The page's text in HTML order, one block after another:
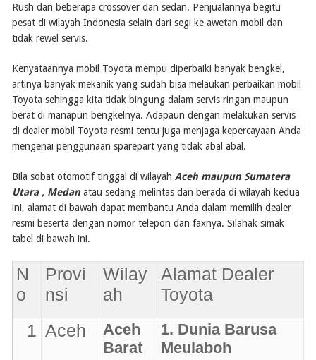
Rush dan beberapa crossover dan sedan. Penjualannya begitu
pesat di wilayah Indonesia selain dari segi ke awetan mobil dan
tidak rewel servis.
Kenyataannya mobil Toyota mempu diperbaiki banyak bengkel,
artinya banyak mekanik yang sudah bisa melaukan perbaikan mobil
Toyota sehingga kita tidak bingung dalam servis ringan maupun
berat di manapun bengkelnya. Adapaun dengan melakukan servis
di dealer mobil Toyota resmi tentu juga menjaga kepercayaan Anda
mengenai penggunaan sparepart yang tidak abal abal.
Bila sobat otomotif tinggal di wilayah Aceh maupun Sumatera
Utara , Medan atau sedang melintas dan berada di wilayah kedua
ini, alamat di bawah dapat membantu Anda dalam memilih dealer
resmi beserta dengan nomor telepon dan faxnya. Silahak simak
tabel di bawah ini.
N
o
Provi
nsi
Wilay
ah
Alamat Dealer
Toyota
1
Aceh
Aceh
Barat
1. Dunia Barusa
Meulaboh